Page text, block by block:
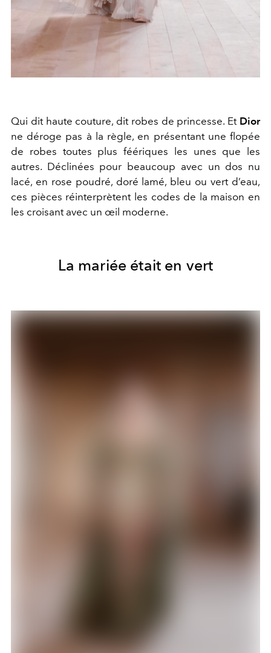
Qui dit haute couture, dit robes de princesse. Et Dior
ne déroge pas à la règle, en présentant une flopée
de robes toutes plus féériques les unes que les
autres. Déclinées pour beaucoup avec un dos nu
lacé, en rose poudré, doré lamé, bleu ou vert d’eau,
ces pièces réinterprètent les codes de la maison en
les croisant avec un œil moderne.
La mariée était en vert